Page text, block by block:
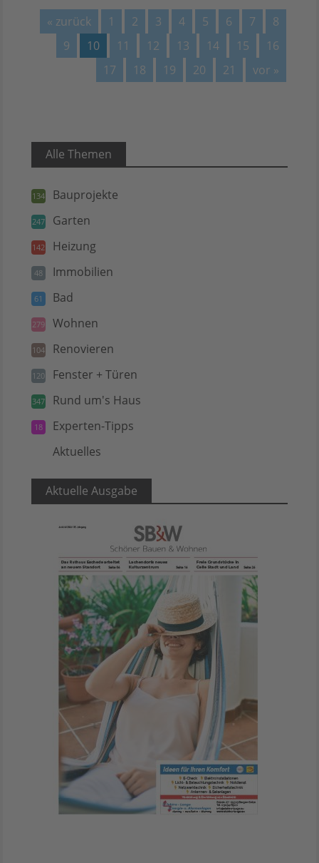
« zurück 1 2 3 4 5 6 7
8
9
10 11 12 13 14 15
16
17
18 19 20 21 vor »
Alle Themen
134 Bauprojekte
247 Garten
142 Heizung
48 Immobilien
61 Bad
279 Wohnen
104 Renovieren
120 Fenster + Türen
347 Rund um's Haus
18 Experten-Tipps
Aktuelles
Aktuelle Ausgabe